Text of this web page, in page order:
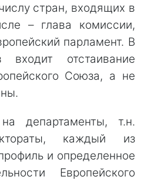
стран, входящих в
– глава комиссии,
парламент. В
входит отстаивание
Союза, а не
департаменты, т.н.
каждый из
и определенное
Европейского